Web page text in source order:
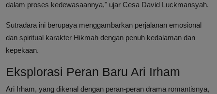
dalam proses kedewasaannya," ujar Cesa David Luckmansyah.
Sutradara ini berupaya menggambarkan perjalanan emosional
dan spiritual karakter Hikmah dengan penuh kedalaman dan
kepekaan.
Eksplorasi Peran Baru Ari Irham
Ari Irham, yang dikenal dengan peran-peran drama romantisnya,